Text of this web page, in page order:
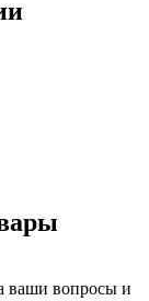
ваши вопросы и